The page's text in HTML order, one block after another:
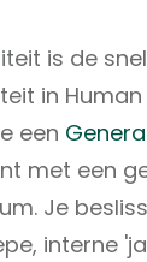
is de
in Human
een
met een
Je
interne